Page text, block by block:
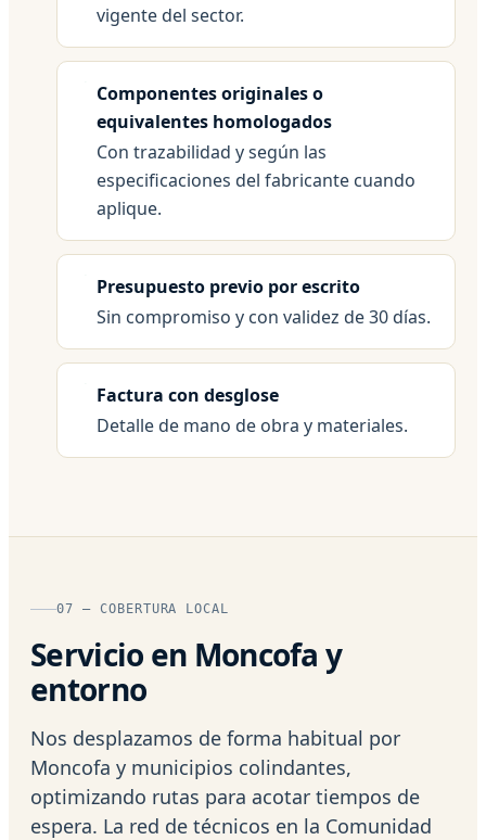
vigente del sector.
Componentes originales o
equivalentes homologados
Con trazabilidad y según las
especificaciones del fabricante cuando
aplique.
Presupuesto previo por escrito
Sin compromiso y con validez de 30 días.
Factura con desglose
Detalle de mano de obra y materiales.
07 — COBERTURA LOCAL
Servicio en Moncofa y
entorno
Nos desplazamos de forma habitual por
Moncofa y municipios colindantes,
optimizando rutas para acotar tiempos de
espera. La red de técnicos en la Comunidad